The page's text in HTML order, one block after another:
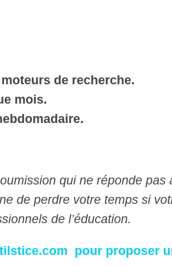
de recherche.
mois.
qui ne réponde pas
de perdre votre temps si
de l’éducation.
pour proposer